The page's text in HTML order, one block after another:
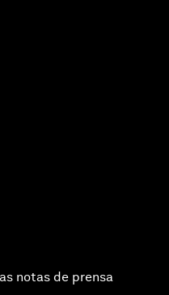
notas de prensa